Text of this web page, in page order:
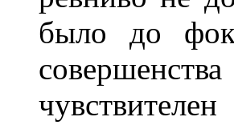
было до